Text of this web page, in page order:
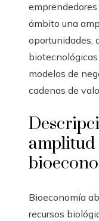
ámbito una
oportunidades,
modelos de
cadenas de
amplitud
Bioeconomía
recursos